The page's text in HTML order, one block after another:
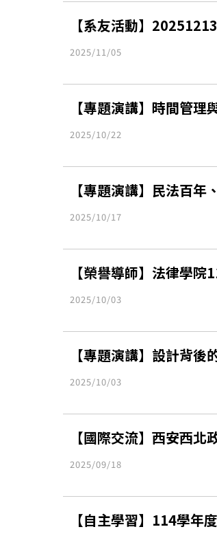
【系友活動】
2025/11/05
【專題演講】時間管
2025/10/22
【專題演講】民法百年
2025/10/17
【榮譽導師】法律學
2025/10/03
【專題演講】設計背
2025/10/03
【國際交流】西安西
2025/09/18
【自主學習】114學年